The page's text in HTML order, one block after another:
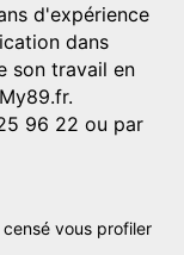
d'expérience
dans
son travail en
96 22 ou par
vous profiler